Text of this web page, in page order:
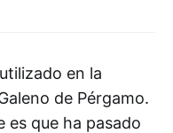
en la
de Pérgamo.
es que ha pasado